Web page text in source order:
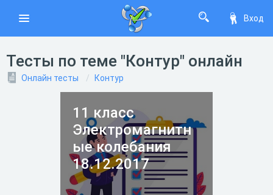
Вход
Тесты по теме "Контур" онлайн
Онлайн тесты Контур
11 класс
Электромагнитн
ые колебания
18.12.2017